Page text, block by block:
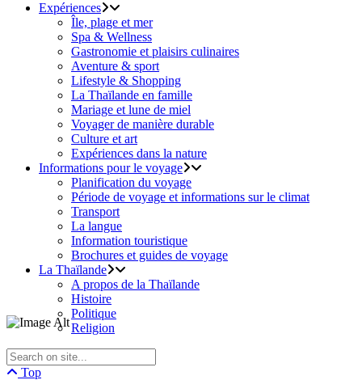
Expériences
Île, plage et mer
Spa & Wellness
Gastronomie et plaisirs culinaires
Aventure & sport
Lifestyle & Shopping
La Thaïlande en famille
Mariage et lune de miel
Voyager de manière durable
Culture et art
Expériences dans la nature
Informations pour le voyage
Planification du voyage
Période de voyage et informations sur le climat
Transport
La langue
Information touristique
Brochures et guides de voyage
La Thaïlande
A propos de la Thaïlande
Histoire
Politique
Religion
Top